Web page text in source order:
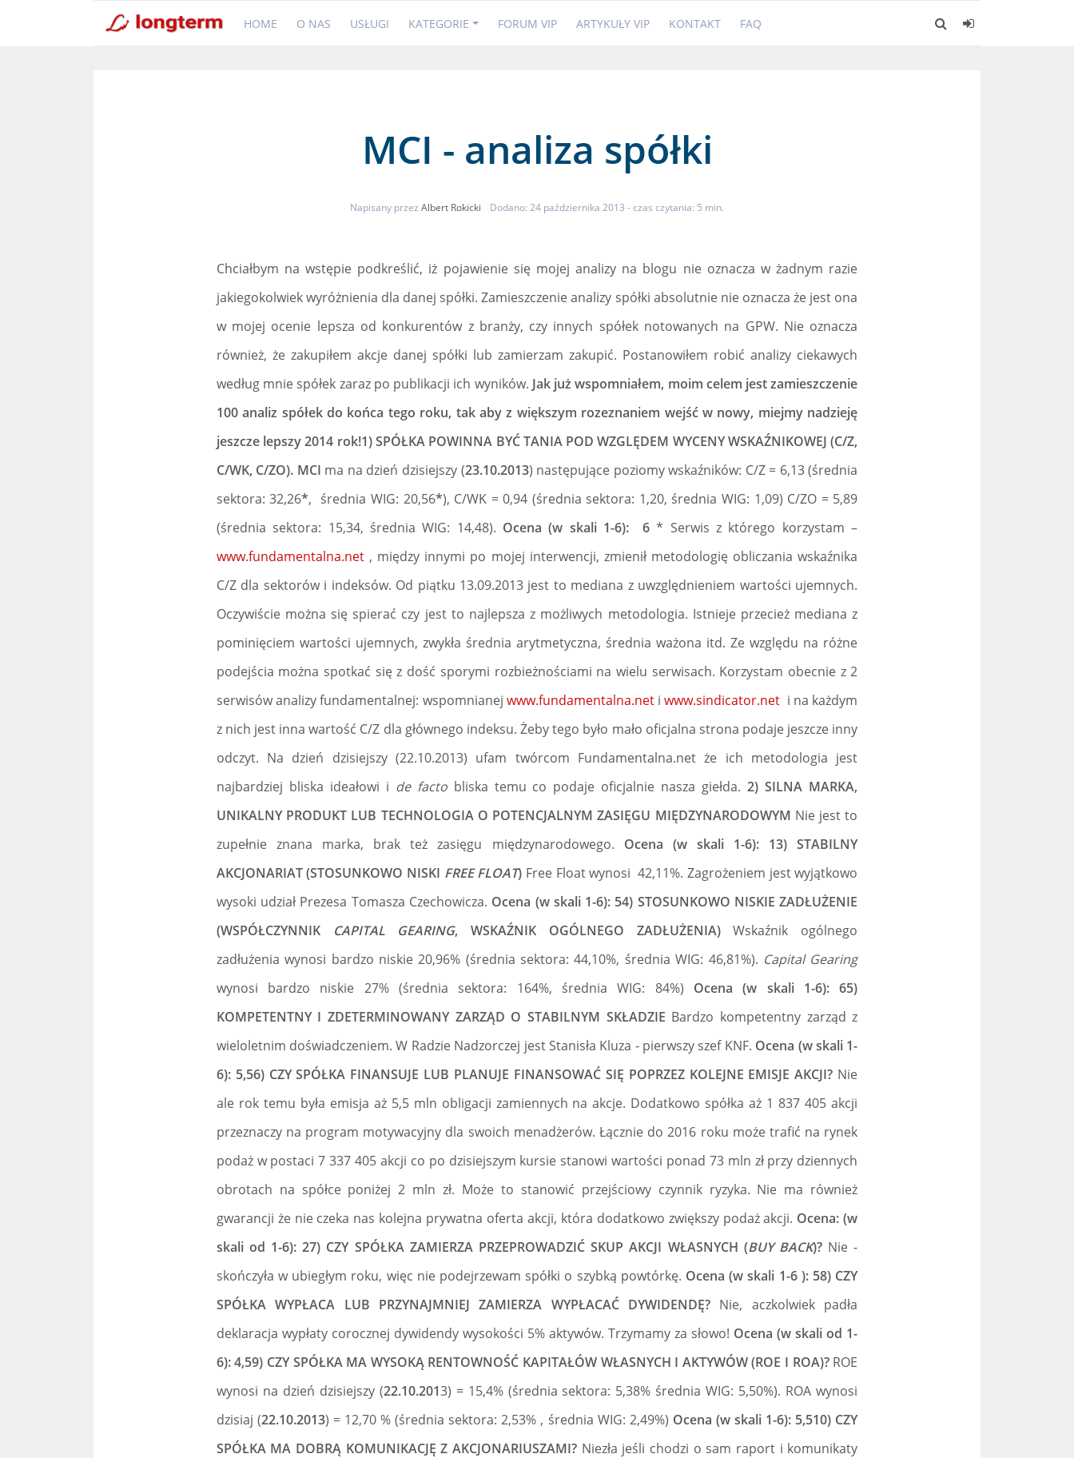
HOME O NAS USŁUGI KATEGORIE FORUM VIP ARTYKUŁY VIP KONTAKT FAQ
MCI - analiza spółki
Napisany przez Albert Rokicki Dodano: 24 października 2013 - czas czytania: 5 min.
Chciałbym na wstępie podkreślić, iż pojawienie się mojej analizy na blogu nie oznacza w żadnym razie
jakiegokolwiek wyróżnienia dla danej spółki. Zamieszczenie analizy spółki absolutnie nie oznacza że jest ona
w mojej ocenie lepsza od konkurentów z branży, czy innych spółek notowanych na GPW. Nie oznacza
również, że zakupiłem akcje danej spółki lub zamierzam zakupić. Postanowiłem robić analizy ciekawych
według mnie spółek zaraz po publikacji ich wyników. Jak już wspomniałem, moim celem jest zamieszczenie
100 analiz spółek do końca tego roku, tak aby z większym rozeznaniem wejść w nowy, miejmy nadzieję
jeszcze lepszy 2014 rok!1) SPÓŁKA POWINNA BYĆ TANIA POD WZGLĘDEM WYCENY WSKAŹNIKOWEJ (C/Z,
C/WK, C/ZO). MCI ma na dzień dzisiejszy (23.10.2013) następujące poziomy wskaźników: C/Z = 6,13 (średnia
sektora: 32,26*, średnia WIG: 20,56*), C/WK = 0,94 (średnia sektora: 1,20, średnia WIG: 1,09) C/ZO = 5,89
(średnia sektora: 15,34, średnia WIG: 14,48). Ocena (w skali 1-6): 6* Serwis z którego korzystam –
www.fundamentalna.net, między innymi po mojej interwencji, zmienił metodologię obliczania wskaźnika
C/Z dla sektorów i indeksów. Od piątku 13.09.2013 jest to mediana z uwzględnieniem wartości ujemnych.
Oczywiście można się spierać czy jest to najlepsza z możliwych metodologia. Istnieje przecież mediana z
pominięciem wartości ujemnych, zwykła średnia arytmetyczna, średnia ważona itd. Ze względu na różne
podejścia można spotkać się z dość sporymi rozbieżnościami na wielu serwisach. Korzystam obecnie z 2
serwisów analizy fundamentalnej: wspomnianej www.fundamentalna.netiwww.sindicator.net i na każdym
z nich jest inna wartość C/Z dla głównego indeksu. Żeby tego było mało oficjalna strona podaje jeszcze inny
odczyt. Na dzień dzisiejszy (22.10.2013) ufam twórcom Fundamentalna.net że ich metodologia jest
najbardziej bliska ideałowi i de factobliska temu co podaje oficjalnie nasza giełda.2) SILNA MARKA,
UNIKALNY PRODUKT LUB TECHNOLOGIA O POTENCJALNYM ZASIĘGU MIĘDZYNARODOWYM Nie jest to
zupełnie znana marka, brak też zasięgu międzynarodowego. Ocena (w skali 1-6): 13) STABILNY
AKCJONARIAT (STOSUNKOWO NISKI FREE FLOAT) Free Float wynosi 42,11%. Zagrożeniem jest wyjątkowo
wysoki udział Prezesa Tomasza Czechowicza. Ocena (w skali 1-6): 54) STOSUNKOWO NISKIE ZADŁUŻENIE
(WSPÓŁCZYNNIK
CAPITAL GEARING, WSKAŹNIK OGÓLNEGO ZADŁUŻENIA)Wskaźnik ogólnego
zadłużenia wynosi bardzo niskie 20,96% (średnia sektora: 44,10%, średnia WIG: 46,81%). Capital Gearing
wynosi bardzo niskie 27% (średnia sektora: 164%, średnia WIG: 84%) Ocena (w skali 1-6): 65)
KOMPETENTNY I ZDETERMINOWANY ZARZĄD O STABILNYM SKŁADZIE Bardzo kompetentny zarząd z
wieloletnim doświadczeniem. W Radzie Nadzorczej jest Stanisła Kluza - pierwszy szef KNF. Ocena (w skali 1-
6): 5,56) CZY SPÓŁKA FINANSUJE LUB PLANUJE FINANSOWAĆ SIĘ POPRZEZ KOLEJNE EMISJE AKCJI? Nie
ale rok temu była emisja aż 5,5 mln obligacji zamiennych na akcje. Dodatkowo spółka aż 1 837 405 akcji
przeznaczy na program motywacyjny dla swoich menadżerów. Łącznie do 2016 roku może trafić na rynek
podaż w postaci 7 337 405 akcji co po dzisiejszym kursie stanowi wartości ponad 73 mln zł przy dziennych
obrotach na spółce poniżej 2 mln zł. Może to stanowić przejściowy czynnik ryzyka. Nie ma również
gwarancji że nie czeka nas kolejna prywatna oferta akcji, która dodatkowo zwiększy podaż akcji. Ocena: (w
skali od 1-6): 27) CZY SPÓŁKA ZAMIERZA PRZEPROWADZIĆ SKUP AKCJI WŁASNYCH (BUY BACK)?Nie -
skończyła w ubiegłym roku, więc nie podejrzewam spółki o szybką powtórkę. Ocena (w skali 1-6 ): 58) CZY
SPÓŁKA WYPŁACA LUB PRZYNAJMNIEJ ZAMIERZA WYPŁACAĆ DYWIDENDĘ? Nie, aczkolwiek padła
deklaracja wypłaty corocznej dywidendy wysokości 5% aktywów. Trzymamy za słowo! Ocena (w skali od 1-
6): 4,59) CZY SPÓŁKA MA WYSOKĄ RENTOWNOŚĆ KAPITAŁÓW WŁASNYCH I AKTYWÓW (ROE I ROA)?ROE
wynosi na dzień dzisiejszy (22.10.2013) = 15,4% (średnia sektora: 5,38% średnia WIG: 5,50%). ROA wynosi
dzisiaj (22.10.2013) = 12,70 % (średnia sektora: 2,53% , średnia WIG: 2,49%) Ocena (w skali 1-6): 5,510) CZY
SPÓŁKA MA DOBRĄ KOMUNIKACJĘ Z AKCJONARIUSZAMI? Niezła jeśli chodzi o sam raport i komunikaty